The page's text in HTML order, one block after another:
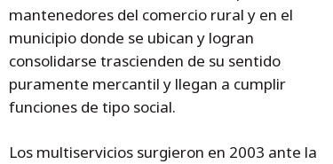
mantenedores del comercio rural y en el
municipio donde se ubican y logran
consolidarse trascienden de su sentido
puramente mercantil y llegan a cumplir
funciones de tipo social.
Los multiservicios surgieron en 2003 ante la